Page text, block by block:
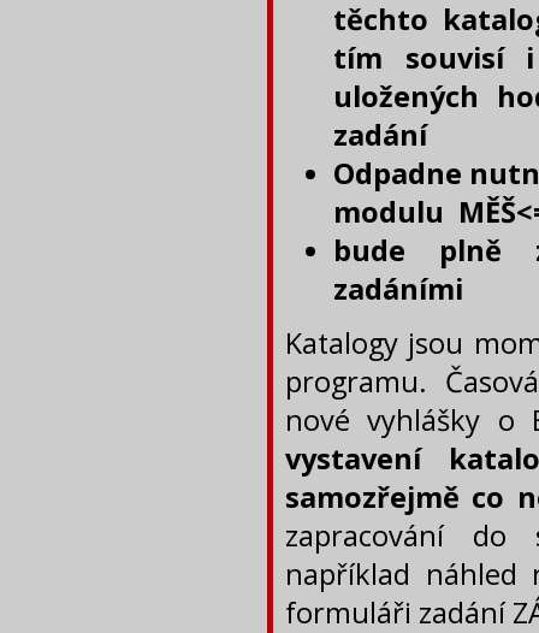
těchto
tím souvisí i
uložených
zadání
Odpadne
modulu
bude plně
zadáními
Katalogy jsou
programu.
nové vyhlášky o
vystavení
samozřejmě co
zapracování
například náhled
formuláři zadání